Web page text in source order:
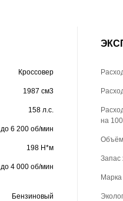
Кроссовер
1987 см3
158 л.с.
до 6 200 об/мин
198 Н*м
до 4 000 об/мин
Бензиновый
на
Объём
Запас